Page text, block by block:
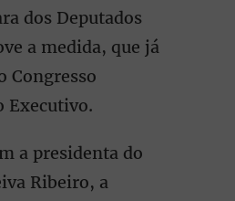
dos Deputados
a medida, que já
Congresso
Executivo.
a presidenta do
Ribeiro, a